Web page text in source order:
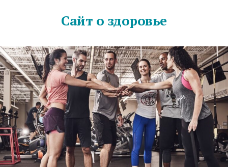
Сайт о здоровье